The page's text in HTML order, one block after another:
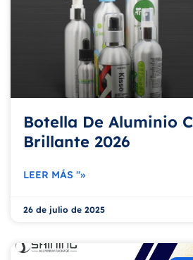
Botella De Aluminio
Brillante 2026
LEER MÁS "»
26 de julio de 2025